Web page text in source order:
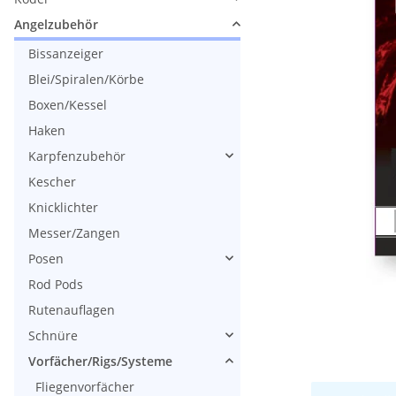
Angelzubehör
Bissanzeiger
Blei/Spiralen/Körbe
Boxen/Kessel
Haken
Karpfenzubehör
Kescher
Knicklichter
Messer/Zangen
Posen
Rod Pods
Rutenauflagen
Schnüre
Vorfächer/Rigs/Systeme
Fliegenvorfächer